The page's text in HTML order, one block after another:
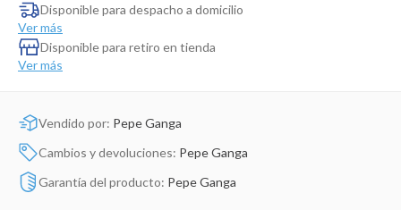
Disponible para despacho a domicilio
Ver más
Disponible para retiro en tienda
Ver más
Vendido por: Pepe Ganga
Cambios y devoluciones: Pepe Ganga
Garantía del producto: Pepe Ganga
Dinosaurio Juguete